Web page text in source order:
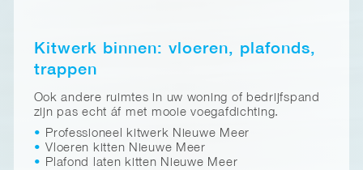
Kitwerk binnen: vloeren, plafonds,
trappen
Ook andere ruimtes in uw woning of bedrijfspand
zijn pas echt áf met mooie voegafdichting.
Professioneel kitwerk Nieuwe Meer
Vloeren kitten Nieuwe Meer
Plafond laten kitten Nieuwe Meer